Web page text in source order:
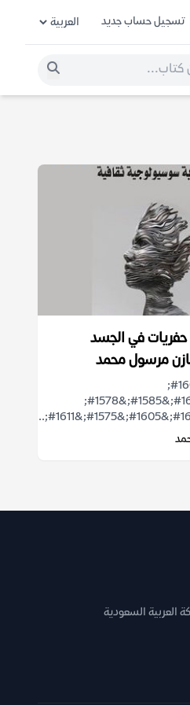
تسجيل حساب جديد
في الجسد
مرسول محمد
&#1607;&#1604;
&#1601;&#1603;&#1585;&#1578;
العربية السعودية